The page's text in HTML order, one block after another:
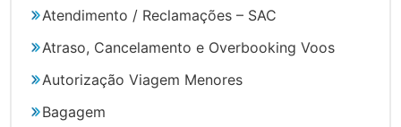
Atendimento / Reclamações – SAC
Atraso, Cancelamento e Overbooking Voos
Autorização Viagem Menores
Bagagem